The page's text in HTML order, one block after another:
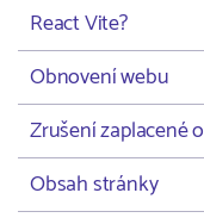
React Vite?
Obnovení webu
Zrušení zaplacené
Obsah stránky